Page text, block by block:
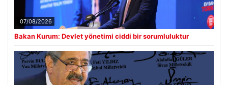
07/08/2026
Bakan Kurum: Devlet yönetimi ciddi bir sorumluluktur